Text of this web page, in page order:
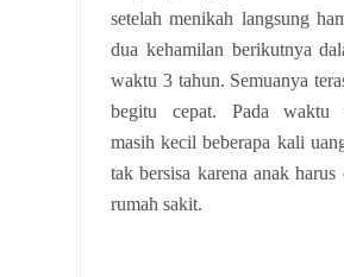
setelah menikah langsung
dua kehamilan berikutnya
waktu 3 tahun. Semuanya
begitu cepat. Pada waktu
masih kecil beberapa kali
tak bersisa karena anak harus
rumah sakit.